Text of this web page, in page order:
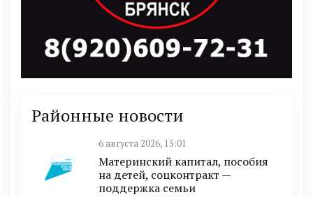
Районные новости
6 августа 2026, 15:01
Материнский капитал, пособия
на детей, соцконтракт —
поддержка семьи